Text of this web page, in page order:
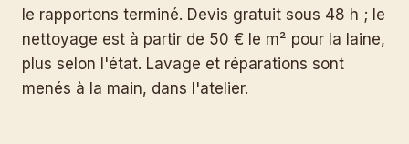
le rapportons terminé. Devis gratuit sous 48 h ; le
nettoyage est à partir de 50 € le m² pour la laine,
plus selon l'état. Lavage et réparations sont
menés à la main, dans l'atelier.